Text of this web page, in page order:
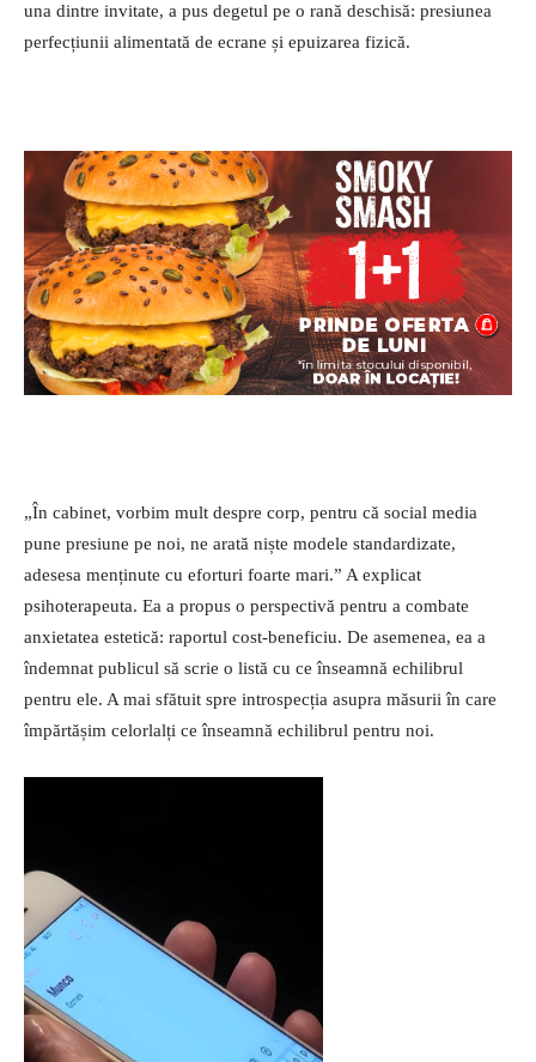
una dintre invitate, a pus degetul pe o rană deschisă: presiunea
perfecțiunii alimentată de ecrane și epuizarea fizică.
„În cabinet, vorbim mult despre corp, pentru că social media
pune presiune pe noi, ne arată niște modele standardizate,
adesesa menținute cu eforturi foarte mari.” A explicat
psihoterapeuta. Ea a propus o perspectivă pentru a combate
anxietatea estetică: raportul cost-beneficiu. De asemenea, ea a
îndemnat publicul să scrie o listă cu ce înseamnă echilibrul
pentru ele. A mai sfătuit spre introspecția asupra măsurii în care
împărtășim celorlalți ce înseamnă echilibrul pentru noi.